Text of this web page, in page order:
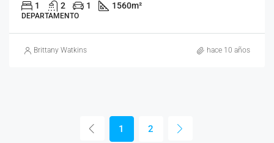
1 2 1 1560m²
DEPARTAMENTO
Brittany Watkins hace 10 años
1 2